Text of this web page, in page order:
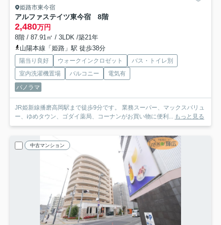
姫路市東今宿
アルファステイツ東今宿 8階
2,480万円
8階 / 87.91㎡ / 3LDK /築21年
山陽本線「姫路」駅 徒歩38分
陽当り良好 ウォークインクロゼット
バス・トイレ別
室内洗濯機置場
バルコニー
電気有
パノラマ
JR姫新線播磨高岡駅まで徒歩9分です。 業務スーパー、マックスバリュ
ー、ゆめタウン、ゴダイ薬局、コーナンがお買い物に便利...
もっと見る
中古マンション